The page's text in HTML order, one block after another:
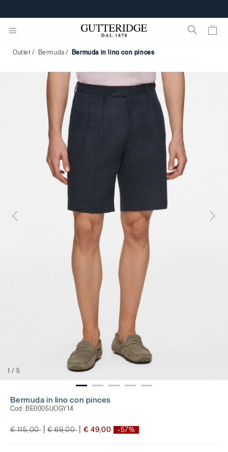
Outlet Bermuda bermuda in lino con pinces
1 /5
Bermuda in lino con pinces
Cod: BE0005UOGY14
Price reduced from
€ 115,00 toPrice reduced from
€ 69,00 to € 49,00 -57%